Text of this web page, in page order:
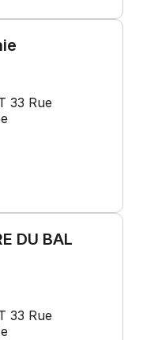
33 Rue
DU BAL
33 Rue